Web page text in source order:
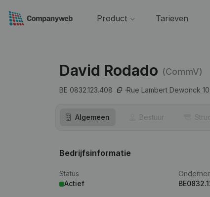
Product Tarieven
David Rodado (CommV)
BE 0832.123.408 Rue Lambert Dewonck 10,
Algemeen Bestuur
Bedrijfsinformatie
Status
Actief